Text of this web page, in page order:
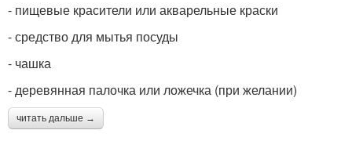
- пищевые красители или акварельные краски
- средство для мытья посуды
- чашка
- деревянная палочка или ложечка (при желании)
читать дальше →